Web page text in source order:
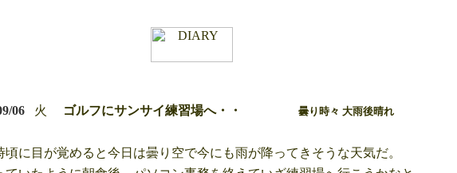
06 火 ゴルフにサンサイ練習場へ・・ 曇り時々 大雨後晴れ
に目が覚めると今日は曇り空で今にも雨が降ってきそうな天気だ。